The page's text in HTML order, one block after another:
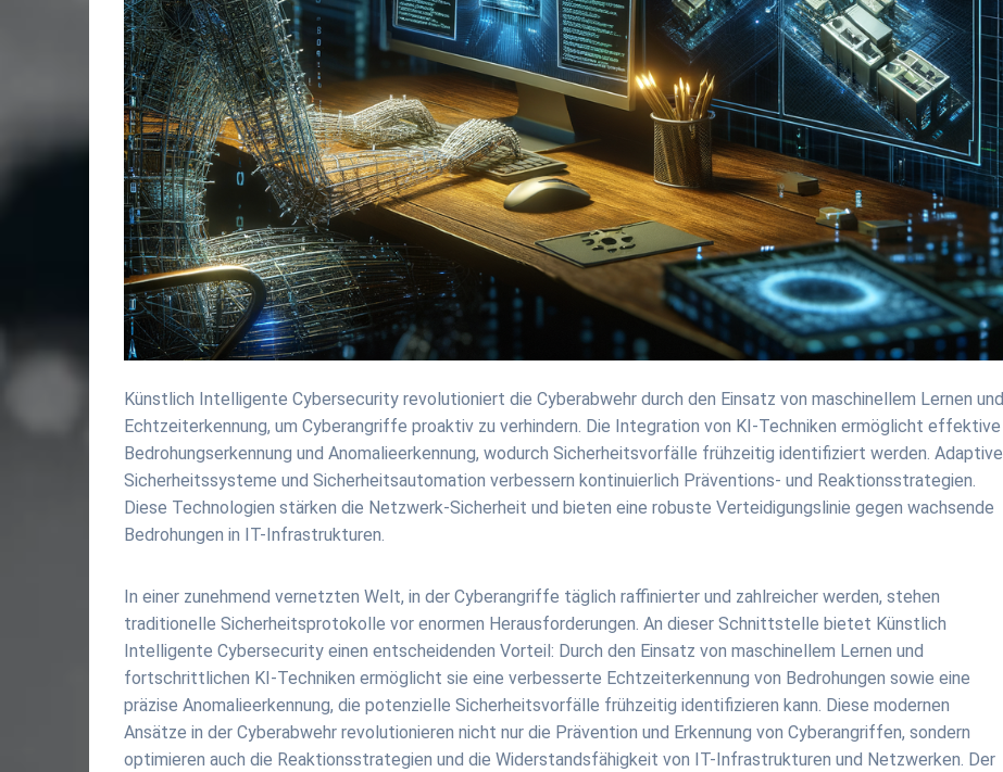
Künstlich Intelligente Cybersecurity revolutioniert die Cyberabwehr durch den Einsatz von maschinellem Lernen und
Echtzeiterkennung, um Cyberangriffe proaktiv zu verhindern. Die Integration von KI-Techniken ermöglicht effektive
Bedrohungserkennung und Anomalieerkennung, wodurch Sicherheitsvorfälle frühzeitig identifiziert werden. Adaptive
Sicherheitssysteme und Sicherheitsautomation verbessern kontinuierlich Präventions- und Reaktionsstrategien.
Diese Technologien stärken die Netzwerk-Sicherheit und bieten eine robuste Verteidigungslinie gegen wachsende
Bedrohungen in IT-Infrastrukturen.
In einer zunehmend vernetzten Welt, in der Cyberangriffe täglich raffinierter und zahlreicher werden, stehen
traditionelle Sicherheitsprotokolle vor enormen Herausforderungen. An dieser Schnittstelle bietet Künstlich
Intelligente Cybersecurity einen entscheidenden Vorteil: Durch den Einsatz von maschinellem Lernen und
fortschrittlichen KI-Techniken ermöglicht sie eine verbesserte Echtzeiterkennung von Bedrohungen sowie eine
präzise Anomalieerkennung, die potenzielle Sicherheitsvorfälle frühzeitig identifizieren kann. Diese modernen
Ansätze in der Cyberabwehr revolutionieren nicht nur die Prävention und Erkennung von Cyberangriffen, sondern
optimieren auch die Reaktionsstrategien und die Widerstandsfähigkeit von IT-Infrastrukturen und Netzwerken. Der